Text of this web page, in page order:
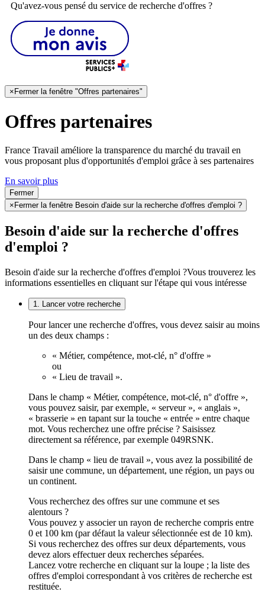
Qu'avez-vous pensé du service de recherche d'offres ?
× Fermer la fenêtre "Offres partenaires"
Offres partenaires
France Travail améliore la transparence du marché du travail en
vous proposant plus d'opportunités d'emploi grâce à ses partenaires
En savoir plus
Fermer
× Fermer la fenêtre Besoin d'aide sur la recherche d'offres d'emploi ?
Besoin d'aide sur la recherche d'offres
d'emploi ?
Besoin d'aide sur la recherche d'offres d'emploi ?Vous trouverez les
informations essentielles en cliquant sur l'étape qui vous intéresse
1. Lancer votre recherche
Pour lancer une recherche d'offres, vous devez saisir au moins
un des deux champs :
« Métier, compétence, mot-clé, n° d'offre »
ou
« Lieu de travail ».
Dans le champ « Métier, compétence, mot-clé, n° d'offre »,
vous pouvez saisir, par exemple, « serveur », « anglais »,
« brasserie » en tapant sur la touche « entrée » entre chaque
mot. Vous recherchez une offre précise ? Saisissez
directement sa référence, par exemple 049RSNK.
Dans le champ « lieu de travail », vous avez la possibilité de
saisir une commune, un département, une région, un pays ou
un continent.
Vous recherchez des offres sur une commune et ses
alentours ?
Vous pouvez y associer un rayon de recherche compris entre
0 et 100 km (par défaut la valeur sélectionnée est de 10 km).
Si vous recherchez des offres sur deux départements, vous
devez alors effectuer deux recherches séparées.
Lancez votre recherche en cliquant sur la loupe ; la liste des
offres d'emploi correspondant à vos critères de recherche est
restituée.